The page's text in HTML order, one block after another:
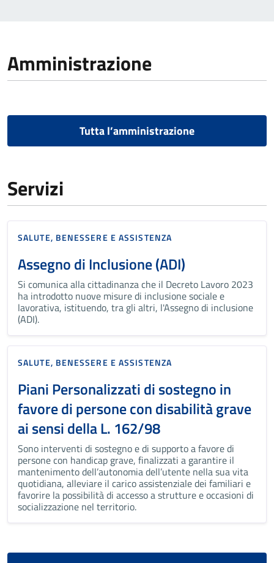
Amministrazione
Tutta l’amministrazione
Servizi
SALUTE, BENESSERE E ASSISTENZA
Assegno di Inclusione (ADI)
Si comunica alla cittadinanza che il Decreto Lavoro 2023
ha introdotto nuove misure di inclusione sociale e
lavorativa, istituendo, tra gli altri, l'Assegno di inclusione
(ADI).
SALUTE, BENESSERE E ASSISTENZA
Piani Personalizzati di sostegno in
favore di persone con disabilità grave
ai sensi della L. 162/98
Sono interventi di sostegno e di supporto a favore di
persone con handicap grave, finalizzati a garantire il
mantenimento dell’autonomia dell’utente nella sua vita
quotidiana, alleviare il carico assistenziale dei familiari e
favorire la possibilità di accesso a strutture e occasioni di
socializzazione nel territorio.